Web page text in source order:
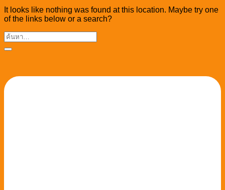
It looks like nothing was found at this location. Maybe try one
of the links below or a search?